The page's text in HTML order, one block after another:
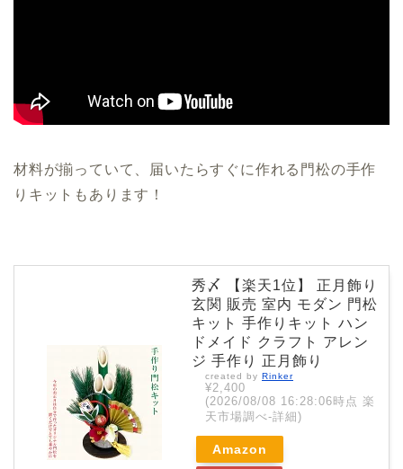
材料が揃っていて、届いたらすぐに作れる門松の手作
りキットもあります！
秀〆 【楽天1位】 正月飾り
玄関 販売 室内 モダン 門松
キット 手作りキット ハン
ドメイド クラフト アレン
ジ 手作り 正月飾り
created by Rinker
¥2,400
(2026/08/08 16:28:06時点 楽
天市場調べ-詳細)
Amazon